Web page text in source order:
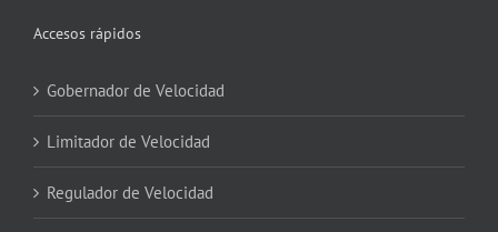
Accesos rápidos
Gobernador de Velocidad
Limitador de Velocidad
Regulador de Velocidad